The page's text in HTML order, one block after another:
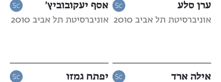
ערן סלע
אוניברסיטת תל אביב 2010
אסף יעקובוביץ’
אוניברסיטת תל אביב 2010
אילה ארד יפתח גמזו